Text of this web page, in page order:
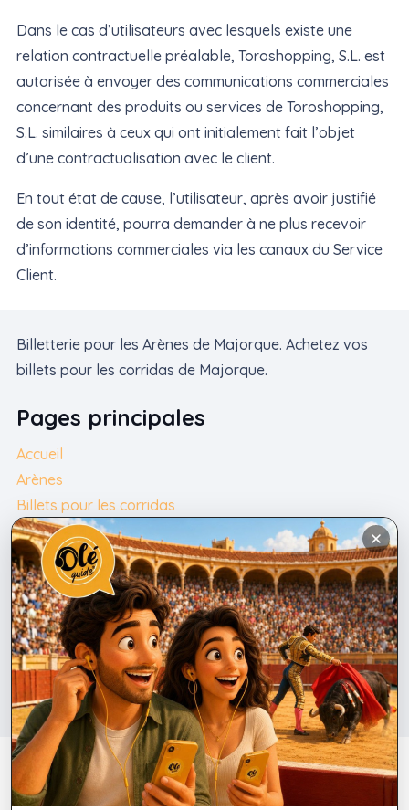
Dans le cas d’utilisateurs avec lesquels existe une
relation contractuelle préalable, Toroshopping, S.L. est
autorisée à envoyer des communications commerciales
concernant des produits ou services de Toroshopping,
S.L. similaires à ceux qui ont initialement fait l’objet
d’une contractualisation avec le client.
En tout état de cause, l’utilisateur, après avoir justifié
de son identité, pourra demander à ne plus recevoir
d’informations commerciales via les canaux du Service
Client.
Billetterie pour les Arènes de Majorque. Achetez vos
billets pour les corridas de Majorque.
Pages principales
Accueil
Arènes
Billets pour les corridas
Contact
Français
Contact
+34 675 247 690
info@plazatorosmallorca.com
Mentions légales